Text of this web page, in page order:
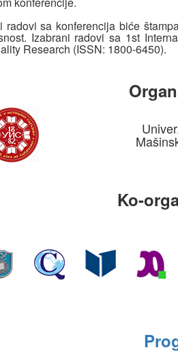
radovi sa konferencija biće
Izabrani radovi sa 1st
Research (ISSN: 1800-6450).
Ko-